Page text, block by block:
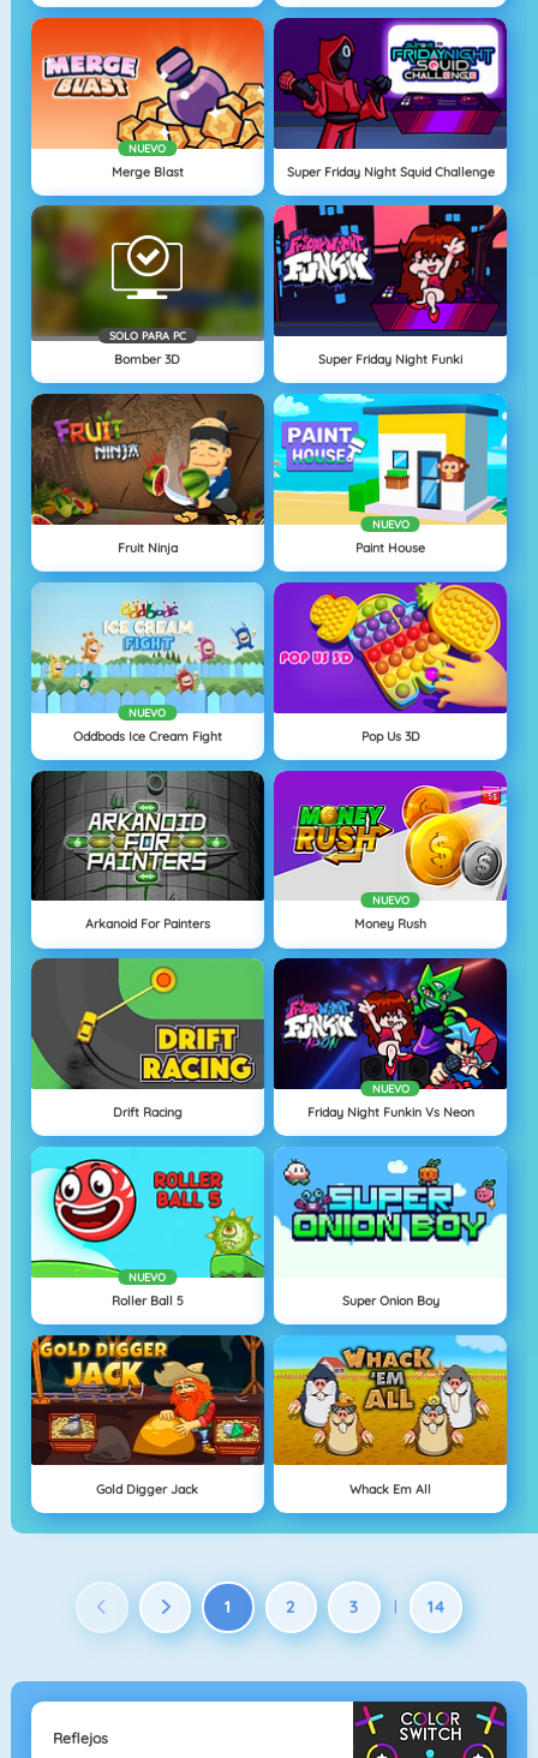
NUEVO
Merge Blast Super Friday Night Squid Challenge
SOLO PARA PC
Bomber 3D Super Friday Night Funki
Fruit Ninja
NUEVO
Paint House
NUEVO
Oddbods Ice Cream Fight Pop Us 3D
Arkanoid For Painters
NUEVO
Money Rush
Drift Racing
NUEVO
Friday Night Funkin Vs Neon
NUEVO
Roller Ball 5 Super Onion Boy
Gold Digger Jack Whack Em All
1 2 3 | 14
Reflejos